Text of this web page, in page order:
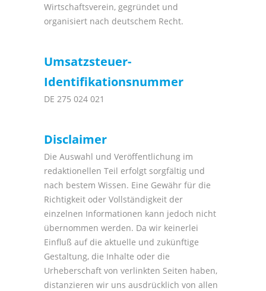
Wirtschaftsverein, gegründet und
organisiert nach deutschem Recht.
Umsatzsteuer-
Identifikationsnummer
DE 275 024 021
Disclaimer
Die Auswahl und Veröffentlichung im
redaktionellen Teil erfolgt sorgfältig und
nach bestem Wissen. Eine Gewähr für die
Richtigkeit oder Vollständigkeit der
einzelnen Informationen kann jedoch nicht
übernommen werden. Da wir keinerlei
Einfluß auf die aktuelle und zukünftige
Gestaltung, die Inhalte oder die
Urheberschaft von verlinkten Seiten haben,
distanzieren wir uns ausdrücklich von allen